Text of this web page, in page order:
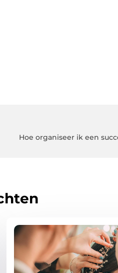
Hoe organiseer ik een